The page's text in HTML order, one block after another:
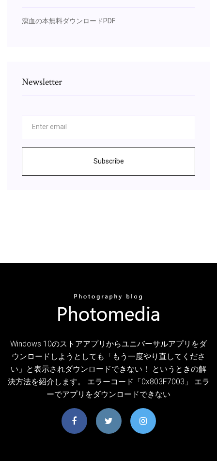
瀉血の本無料ダウンロードPDF
Newsletter
Subscribe
Windows 10のストアアプリからユニバーサルアプリをダ
ウンロードしようとしても「もう一度やり直してくださ
い」と表示されダウンロードできない！ というときの解
決方法を紹介します。 エラーコード「0x803F7003」 エラ
ーでアプリをダウンロードできない